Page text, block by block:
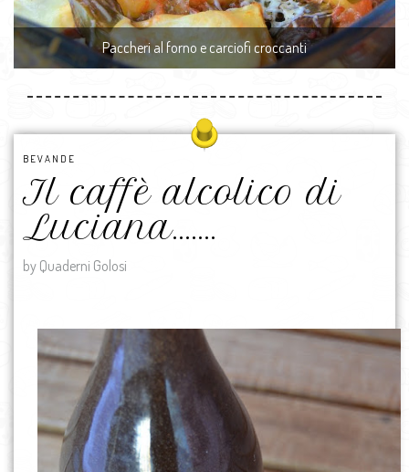
Paccheri al forno e carciofi croccanti
BEVANDE
Il caffè alcolico di
Luciana…….
by Quaderni Golosi